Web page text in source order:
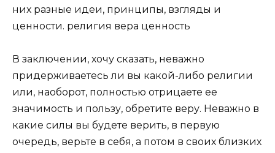
них разные идеи, принципы, взгляды и
ценности. религия вера ценность
В заключении, хочу сказать, неважно
придерживаетесь ли вы какой-либо религии
или, наоборот, полностью отрицаете ее
значимость и пользу, обретите веру. Неважно в
какие силы вы будете верить, в первую
очередь, верьте в себя, а потом в своих близких